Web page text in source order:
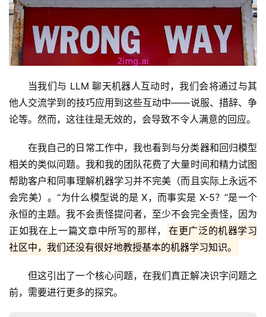
当我们与 LLM 聊天机器人互动时，我们会将通过与其
他人交流学到的技巧应用到这些互动中——说服、措辞、争
论等。然而，这往往是无效的，会导致不令人满意的回应。
在我自己的日常工作中，我也看到与分类器和回归模型
相关的类似问题。我和我的团队花费了大量时间和精力试图
帮助客户和同事理解机器学习并不完美（而且实际上永远不
会完美）。“为什么模型说的是 X，而事实是 X-5？”是一个
永恒的主题。我不会责怪提问者，至少不会完全责怪，因为
正如我在上一篇文章中所写的那样，
在更广泛的机器学习
社区中，我们还没有很好地教授基本的机器学习知识。
但这引出了一个核心问题，在我们真正解决识字问题之
前，需要进行更多的探究。